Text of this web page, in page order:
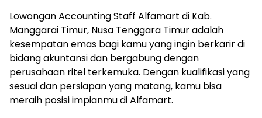
Lowongan Accounting Staff Alfamart di Kab.
Manggarai Timur, Nusa Tenggara Timur adalah
kesempatan emas bagi kamu yang ingin berkarir di
bidang akuntansi dan bergabung dengan
perusahaan ritel terkemuka. Dengan kualifikasi yang
sesuai dan persiapan yang matang, kamu bisa
meraih posisi impianmu di Alfamart.